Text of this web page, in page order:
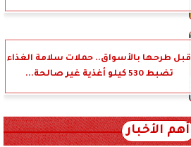
قبل طرحها بالأسواق.. حملات سلامة الغذاء
تضبط 530 كيلو أغذية غير صالحة...
أهم الأخبار